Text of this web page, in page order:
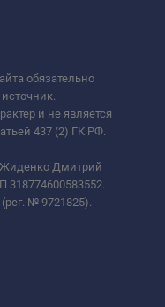
обязательно
и не является
437 (2) ГК РФ.
Дмитрий
318774600583552.
№ 9721825).